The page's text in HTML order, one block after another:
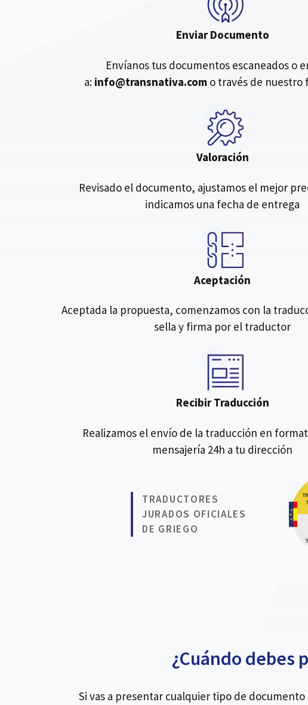
Enviar Documento
Envíanos tus documentos escaneados o
a: info@transnativa.com o través de nuestro
Valoración
Revisado el documento, ajustamos el mejor
indicamos una fecha de entrega
Aceptación
Aceptada la propuesta, comenzamos con la
sella y firma por el traductor
Recibir Traducción
Realizamos el envío de la traducción en
mensajería 24h a tu dirección
TRADUCTORES
JURADOS OFICIALES
DE GRIEGO
¿Cuándo debes
Si vas a presentar cualquier tipo de